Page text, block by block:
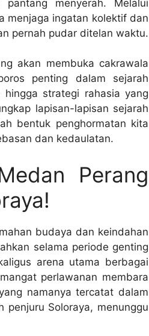
menyerah. Melalui
menjaga ingatan kolektif dan
pernah pudar ditelan waktu.
akan membuka cakrawala
penting dalam sejarah
strategi rahasia yang
lapisan-lapisan sejarah
bentuk penghormatan kita
dan kedaulatan.
Perang
budaya dan keindahan
selama periode genting
arena utama berbagai
perlawanan membara
namanya tercatat dalam
Soloraya, menunggu